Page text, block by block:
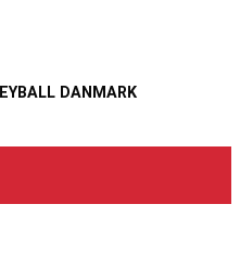
DANMARK